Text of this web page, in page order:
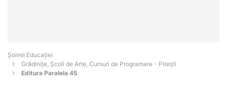
Șoimii Educației
Grădinițe, Școli de Arte, Cursuri de Programare - Piteşti
Editura Paralela 45